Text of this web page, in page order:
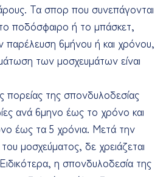
Τα σπορ που συνεπάγονται
ποδόσφαιρο ή το μπάσκετ,
παρέλευση 6μήνου ή και χρόνου,
των μοσχευμάτων είναι
της σπονδυλοδεσίας
ανά 6μηνο έως το χρόνο και
έως τα 5 χρόνια. Μετά την
μοσχεύματος, δε χρειάζεται
η σπονδυλοδεσία της